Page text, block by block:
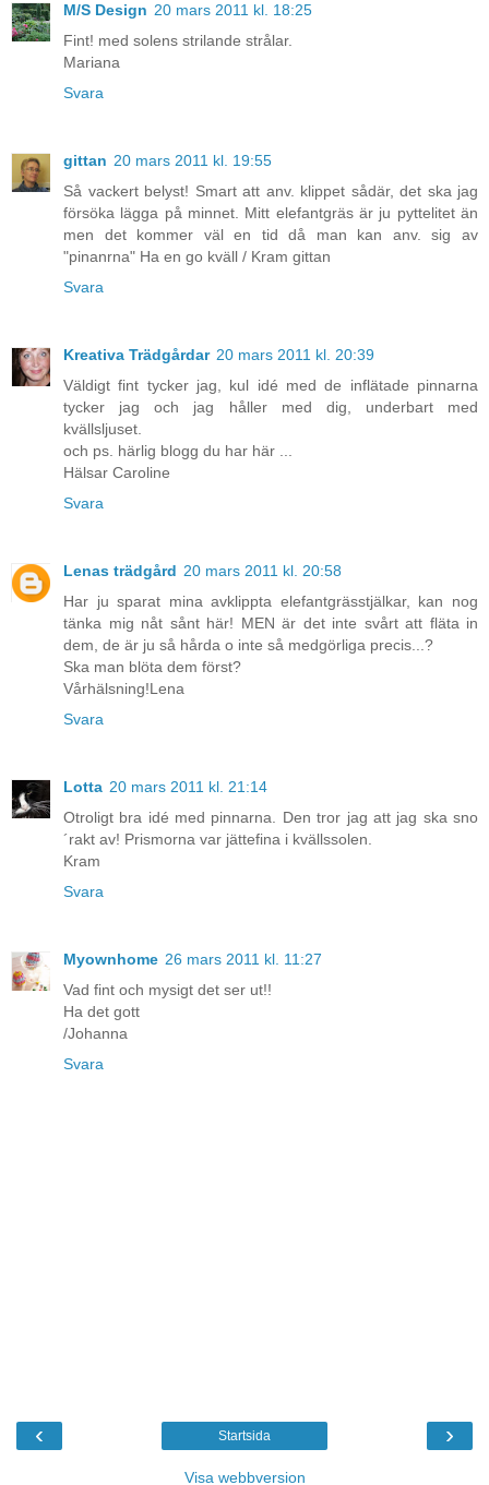
M/S Design 20 mars 2011 kl. 18:25
Fint! med solens strilande strålar.
Mariana
Svara
gittan 20 mars 2011 kl. 19:55
Så vackert belyst! Smart att anv. klippet sådär, det ska jag
försöka lägga på minnet. Mitt elefantgräs är ju pyttelitet än
men det kommer väl en tid då man kan anv. sig av
"pinanrna" Ha en go kväll / Kram gittan
Svara
Kreativa Trädgårdar 20 mars 2011 kl. 20:39
Väldigt fint tycker jag, kul idé med de inflätade pinnarna
tycker jag och jag håller med dig, underbart med
kvällsljuset.
och ps. härlig blogg du har här ...
Hälsar Caroline
Svara
Lenas trädgård 20 mars 2011 kl. 20:58
Har ju sparat mina avklippta elefantgrässtjälkar, kan nog
tänka mig nåt sånt här! MEN är det inte svårt att fläta in
dem, de är ju så hårda o inte så medgörliga precis...?
Ska man blöta dem först?
Vårhälsning!Lena
Svara
Lotta 20 mars 2011 kl. 21:14
Otroligt bra idé med pinnarna. Den tror jag att jag ska sno
´rakt av! Prismorna var jättefina i kvällssolen.
Kram
Svara
Myownhome 26 mars 2011 kl. 11:27
Vad fint och mysigt det ser ut!!
Ha det gott
/Johanna
Svara
‹ ›
Startsida
Visa webbversion